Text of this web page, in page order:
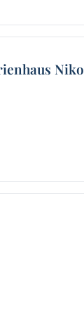
Niko